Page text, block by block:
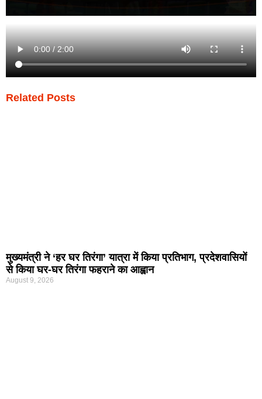
Related Posts
मुख्यमंत्री ने ‘हर घर तिरंगा’ यात्रा में किया प्रतिभाग, प्रदेशवासियों
से किया घर-घर तिरंगा फहराने का आह्वान
August 9, 2026